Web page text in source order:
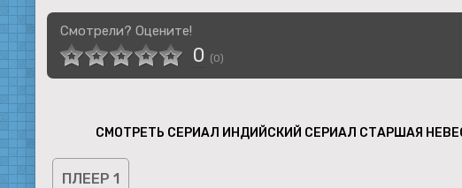
Смотрели? Оцените!
0 (0)
СМОТРЕТЬ СЕРИАЛ ИНДИЙСКИЙ СЕРИАЛ СТАРШАЯ
ПЛЕЕР 1